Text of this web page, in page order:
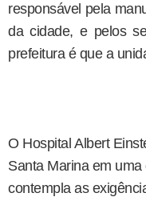
responsável pela
da cidade, e pelos
prefeitura é que a
O Hospital Albert
Santa Marina em
contempla as